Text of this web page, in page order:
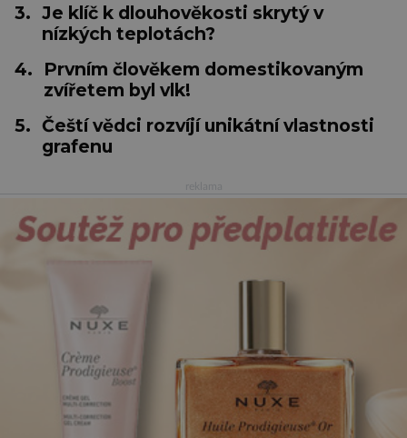
3. Je klíč k dlouhověkosti skrytý v
nízkých teplotách?
4.
Prvním člověkem domestikovaným
zvířetem byl vlk!
5. Čeští vědci rozvíjí unikátní vlastnosti
grafenu